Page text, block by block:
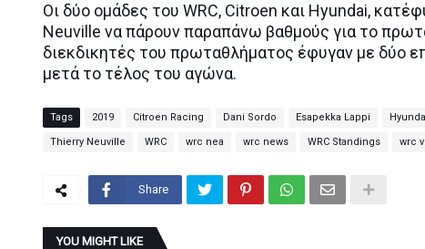
Οι δύο ομάδες του WRC, Citroen και Hyundai,
Neuville να πάρουν παραπάνω βαθμούς για το
διεκδικητές του πρωταθλήματος έφυγαν με δύο
μετά το τέλος του αγώνα.
Tags 2019 Citroen Racing Dani Sordo Esapekka Lappi
Thierry Neuville WRC wrc nea wrc news WRC Standings wrc
Share
YOU MIGHT LIKE